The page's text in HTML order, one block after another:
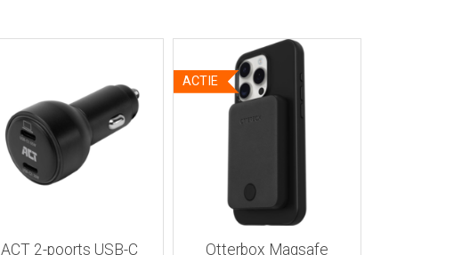
Bekijk meer informatie
ACT 2-poorts USB-C
Otterbox Magsafe
ACTIE